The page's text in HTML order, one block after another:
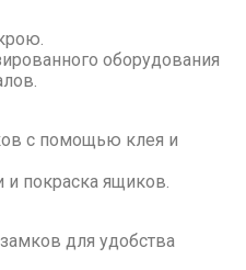
оборудования
с помощью клея и
покраска ящиков.
для удобства